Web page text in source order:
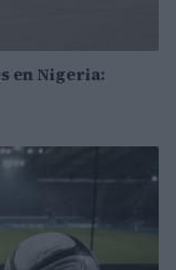
en Nigeria: